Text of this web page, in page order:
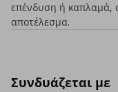
επένδυση ή καπλαμά,
αποτέλεσμα.
Συνδυάζεται με